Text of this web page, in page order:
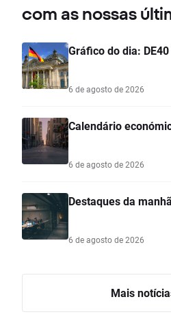
com as nossas
Gráfico do dia:
6 de agosto de 2026
Calendário
6 de agosto de 2026
Destaques da
6 de agosto de 2026
Mais